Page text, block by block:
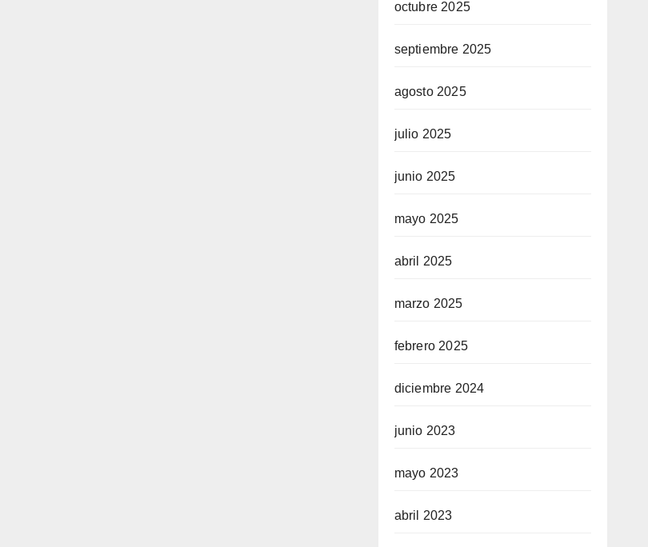
octubre 2025
septiembre 2025
agosto 2025
julio 2025
junio 2025
mayo 2025
abril 2025
marzo 2025
febrero 2025
diciembre 2024
junio 2023
mayo 2023
abril 2023